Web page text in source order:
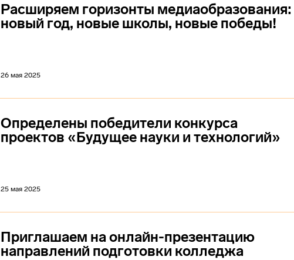
Расширяем горизонты медиаобразования:
новый год, новые школы, новые победы!
26 мая 2025
Определены победители конкурса
проектов «Будущее науки и технологий»
25 мая 2025
Приглашаем на онлайн-презентацию
направлений подготовки колледжа